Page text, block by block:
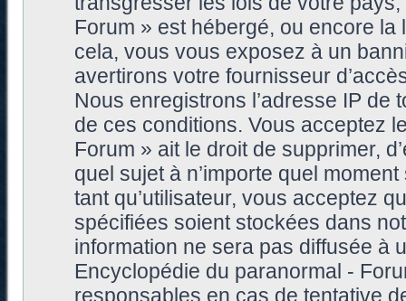
Forum » est hébergé, ou encore
cela, vous vous exposez à un
avertirons votre fournisseur
Nous enregistrons l’adresse IP de
de ces conditions. Vous acceptez
Forum » ait le droit de supprimer,
quel sujet à n’importe quel
tant qu’utilisateur, vous acceptez
spécifiées soient stockées dans
information ne sera pas diffusée à
Encyclopédie du paranormal -
responsables en cas de tentative